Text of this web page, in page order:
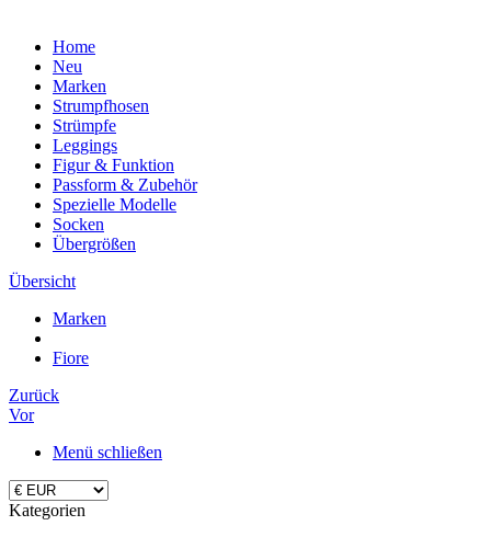
Home
Neu
Marken
Strumpfhosen
Strümpfe
Leggings
Figur & Funktion
Passform & Zubehör
Spezielle Modelle
Socken
Übergrößen
Übersicht
Marken
Fiore
Zurück
Vor
Menü schließen
Kategorien